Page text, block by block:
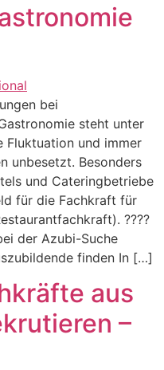
bei
steht unter
Fluktuation und immer
unbesetzt. Besonders
und Cateringbetriebe
für die Fachkraft für
????
der Azubi-Suche
finden In […]
aus
–